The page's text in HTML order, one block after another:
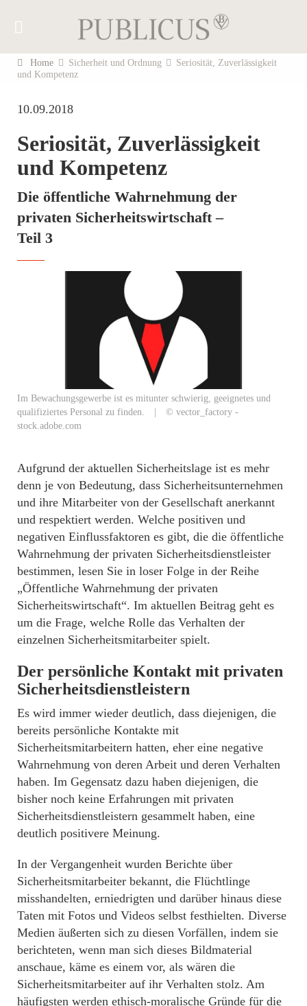
Home Sicherheit und Ordnung
Seriosität, Zuverlässigkeit
und Kompetenz
10.09.2018
Seriosität, Zuverlässigkeit
und Kompetenz
Die öffentliche Wahrnehmung der
privaten Sicherheitswirtschaft –
Teil 3
Im Bewachungsgewerbe ist es mitunter schwierig, geeignetes und
qualifiziertes Personal zu finden. | © vector_factory -
stock.adobe.com
Aufgrund der aktuellen Sicherheitslage ist es mehr
denn je von Bedeutung, dass Sicherheitsunternehmen
und ihre Mitarbeiter von der Gesellschaft anerkannt
und respektiert werden. Welche positiven und
negativen Einflussfaktoren es gibt, die die öffentliche
Wahrnehmung der privaten Sicherheitsdienstleister
bestimmen, lesen Sie in loser Folge in der Reihe
„Öffentliche Wahrnehmung der privaten
Sicherheitswirtschaft“. Im aktuellen Beitrag geht es
um die Frage, welche Rolle das Verhalten der
einzelnen Sicherheitsmitarbeiter spielt.
Der persönliche Kontakt mit privaten
Sicherheitsdienstleistern
Es wird immer wieder deutlich, dass diejenigen, die
bereits persönliche Kontakte mit
Sicherheitsmitarbeitern hatten, eher eine negative
Wahrnehmung von deren Arbeit und deren Verhalten
haben. Im Gegensatz dazu haben diejenigen, die
bisher noch keine Erfahrungen mit privaten
Sicherheitsdienstleistern gesammelt haben, eine
deutlich positivere Meinung.
In der Vergangenheit wurden Berichte über
Sicherheitsmitarbeiter bekannt, die Flüchtlinge
misshandelten, erniedrigten und darüber hinaus diese
Taten mit Fotos und Videos selbst festhielten. Diverse
Medien äußerten sich zu diesen Vorfällen, indem sie
berichteten, wenn man sich dieses Bildmaterial
anschaue, käme es einem vor, als wären die
Sicherheitsmitarbeiter auf ihr Verhalten stolz. Am
häufigsten werden ethisch-moralische Gründe für die